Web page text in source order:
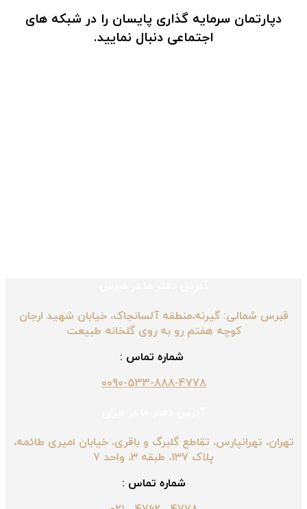
دپارتمان سرمایه گذاری پایسان را در شبکه های
اجتماعی دنبال نمایید.
قبرس شمالی: گیرنه،منطقه آلسانجاک، خیابان شهید ارجان
کوچه هفتم رو به روی گلخانه طبیعت
شماره تماس :
0090-533-888-4778
تهران، تهرانپارس، تقاطع گلبرگ و باقری، خیابان امیری طائمه،
پلاک ۱۳۷، طبقه ۳، واحد ۷
شماره تماس :